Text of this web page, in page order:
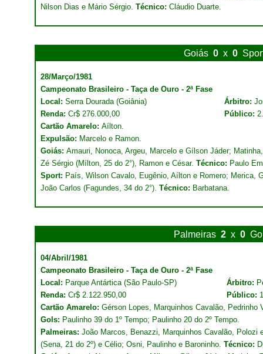
Nilson Dias e Mário Sérgio. Técnico: Cláudio Duarte.
Goiás 0 x 0
28/Março/1981
Campeonato Brasileiro - Taça de Ouro - 2ª Fase
Local: Serra Dourada (Goiânia) Árbitro:
Renda: Cr$ 276.000,00 Público:
Cartão Amarelo: Aílton.
Expulsão: Marcelo e Ramon.
Goiás: Amauri, Nonoca, Argeu, Marcelo e Gílson Jáder;
Zé Sérgio (Mílton, 25 do 2°), Ramon e César. Técnico: Paulo
Sport: País, Wilson Cavalo, Eugênio, Aílton e Romero; Merica,
João Carlos (Fagundes, 34 do 2°). Técnico: Barbatana.
Palmeiras 2 x 0
04/Abril/1981
Campeonato Brasileiro - Taça de Ouro - 2ª Fase
Local: Parque Antártica (São Paulo-SP) Árbitro:
Renda: Cr$ 2.122.950,00 Público:
Cartão Amarelo: Gérson Lopes, Marquinhos Cavalão,
Gols: Paulinho 39 do 1º Tempo; Paulinho 20 do 2º Tempo.
Palmeiras: João Marcos, Benazzi, Marquinhos Cavalão, Polozi
(Sena, 21 do 2º) e Célio; Osni, Paulinho e Baroninho. Técnico: